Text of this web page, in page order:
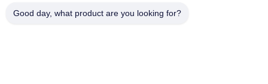
module
Good day, what product are you looking for?